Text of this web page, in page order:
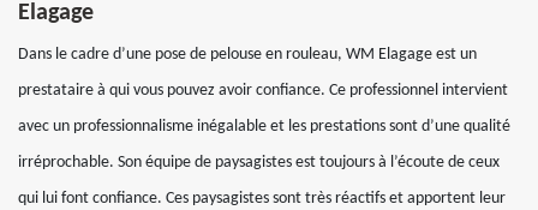
Elagage
Dans le cadre d’une pose de pelouse en rouleau, WM Elagage est un
prestataire à qui vous pouvez avoir confiance. Ce professionnel intervient
avec un professionnalisme inégalable et les prestations sont d’une qualité
irréprochable. Son équipe de paysagistes est toujours à l’écoute de ceux
qui lui font confiance. Ces paysagistes sont très réactifs et apportent leur